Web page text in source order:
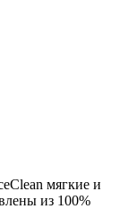
мягкие и
из 100%